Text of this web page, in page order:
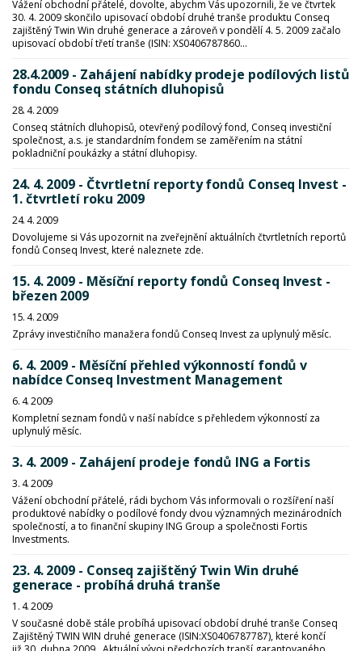
Vážení obchodní přátelé, dovolte, abychm Vás upozornili, že ve čtvrtek
30. 4. 2009 skončilo upisovací období druhé tranše produktu Conseq
zajištěný Twin Win druhé generace a zároveň v pondělí 4. 5. 2009 začalo
upisovací období třetí tranše (ISIN: XS0406787860...
28.4.2009 - Zahájení nabídky prodeje podílových listů
fondu Conseq státních dluhopisů
28. 4. 2009
Conseq státních dluhopisů, otevřený podílový fond, Conseq investiční
společnost, a.s. je standardním fondem se zaměřením na státní
pokladniční poukázky a státní dluhopisy.
24. 4. 2009 - Čtvrtletní reporty fondů Conseq Invest -
1. čtvrtletí roku 2009
24. 4. 2009
Dovolujeme si Vás upozornit na zveřejnění aktuálních čtvrtletních reportů
fondů Conseq Invest, které naleznete zde.
15. 4. 2009 - Měsíční reporty fondů Conseq Invest -
březen 2009
15. 4. 2009
Zprávy investičního manažera fondů Conseq Invest za uplynulý měsíc.
6. 4. 2009 - Měsíční přehled výkonností fondů v
nabídce Conseq Investment Management
6. 4. 2009
Kompletní seznam fondů v naší nabídce s přehledem výkonností za
uplynulý měsíc.
3. 4. 2009 - Zahájení prodeje fondů ING a Fortis
3. 4. 2009
Vážení obchodní přátelé, rádi bychom Vás informovali o rozšíření naší
produktové nabídky o podílové fondy dvou významných mezinárodních
společností, a to finanční skupiny ING Group a společnosti Fortis
Investments.
23. 4. 2009 - Conseq zajištěný Twin Win druhé
generace - probíhá druhá tranše
1. 4. 2009
V současné době stále probíhá upisovací období druhé tranše Conseq
Zajištěný TWIN WIN druhé generace (ISIN:XS0406787787), které končí